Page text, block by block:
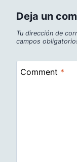
Deja un
Tu dirección de
campos
Comment *